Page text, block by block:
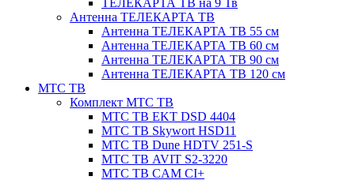
ТЕЛЕКАРТА ТВ на 9 Тв
Антенна ТЕЛЕКАРТА ТВ
Антенна ТЕЛЕКАРТА ТВ 55 см
Антенна ТЕЛЕКАРТА ТВ 60 см
Антенна ТЕЛЕКАРТА ТВ 90 см
Антенна ТЕЛЕКАРТА ТВ 120 см
МТС ТВ
Комплект МТС ТВ
МТС ТВ EKT DSD 4404
МТС ТВ Skywort HSD11
МТС ТВ Dune HDTV 251-S
МТС ТВ AVIT S2-3220
МТС ТВ CAM CI+